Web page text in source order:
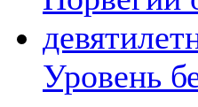
Уровень